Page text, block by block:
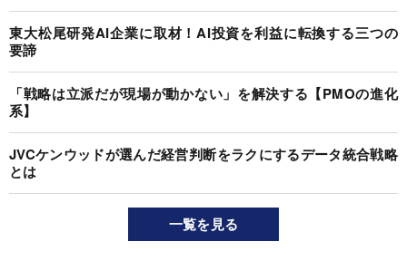
東大松尾研発AI企業に取材！AI投資を利益に転換する三つの
要諦
「戦略は立派だが現場が動かない」を解決する【PMOの進化
系】
JVCケンウッドが選んだ経営判断をラクにするデータ統合戦略
とは
一覧を見る